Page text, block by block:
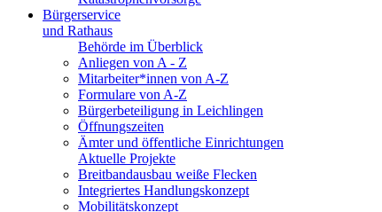
Bürgerservice
und Rathaus
Behörde im Überblick
Anliegen von A - Z
Mitarbeiter*innen von A-Z
Formulare von A-Z
Bürgerbeteiligung in Leichlingen
Öffnungszeiten
Ämter und öffentliche Einrichtungen
Aktuelle Projekte
Breitbandausbau weiße Flecken
Integriertes Handlungskonzept
Mobilitätskonzept